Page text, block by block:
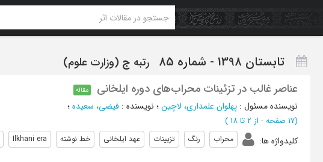
تابستان 1398 - شماره 85 رتبه ج (وزارت علوم)
عناصر غالب در تزئینات محراب‌های دوره ایلخانی
مقاله
نویسنده مسئول : پهلوان علمداری، لاچین؛ نویسنده : فیضی، سعیده؛
(‎17 صفحه - از 2 تا 18 )
کلیدواژه ها: محراب رنگ تزیینات عهد ایلخانی خط نوشته Ilkhani era